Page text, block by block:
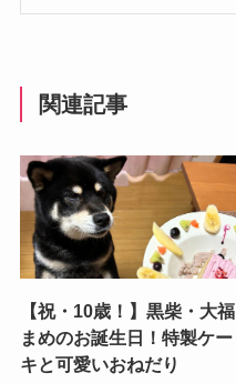
関連記事
【祝・10歳！】黒柴・大福
まめのお誕生日！特製ケー
キと可愛いおねだり